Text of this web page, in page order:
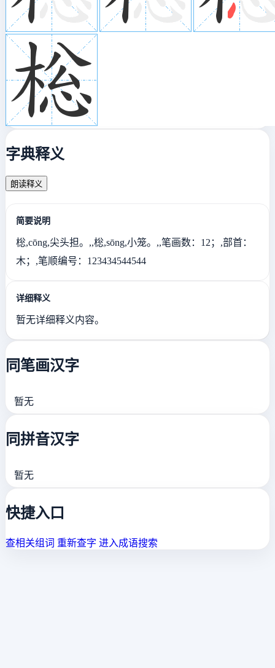
字典释义
朗读释义
简要说明
棇,cōng,尖头担。,,棇,sōng,小笼。,,笔画数：12；,部首：
木；,笔顺编号：123434544544
详细释义
暂无详细释义内容。
同笔画汉字
暂无
同拼音汉字
暂无
快捷入口
查相关组词 重新查字 进入成语搜索